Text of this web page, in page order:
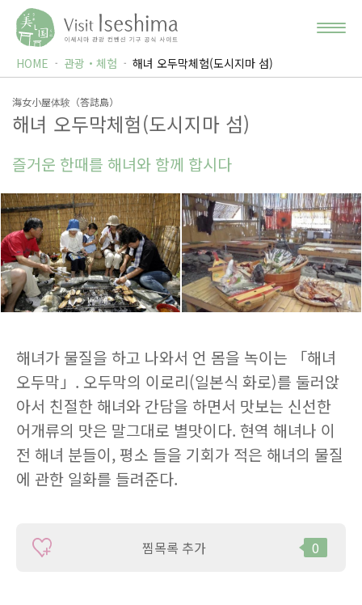
HOME 관광・체험 해녀 오두막체험(도시지마 섬)
海女小屋体験（答誌島）
해녀 오두막체험(도시지마 섬)
즐거운 한때를 해녀와 함께 합시다
해녀가 물질을 하고 나와서 언 몸을 녹이는 「해녀
오두막」. 오두막의 이로리(일본식 화로)를 둘러앉
아서 친절한 해녀와 간담을 하면서 맛보는 신선한
어개류의 맛은 말그대로 별맛이다. 현역 해녀나 이
전 해녀 분들이, 평소 들을 기회가 적은 해녀의 물질
에 관한 일화를 들려준다.
찜목록 추가 0